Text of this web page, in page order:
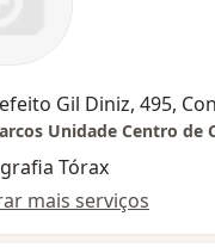
Gil Diniz, 495,
Unidade Centro de
Tórax
mais serviços